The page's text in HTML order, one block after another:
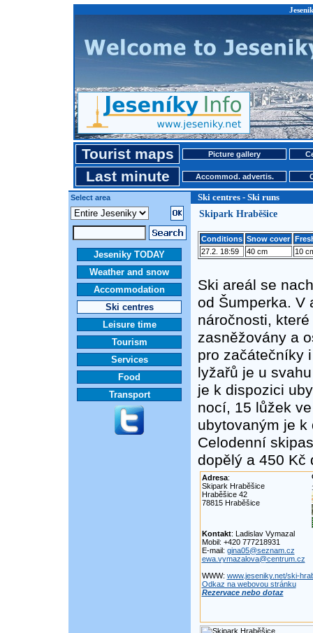
Tourist maps Picture gallery
Last minute Accommod. advertis.
Select area Ski centres - Ski runs
Jeseniky TODAY
Weather and snow
Accommodation
Ski centres
Leisure time
Tourism
Services
Food
Transport
Skipark Hraběšice
Conditions Snow cover
27.2. 18:59
40 cm 10
Ski areál se
od Šumperka. V
náročnosti,
zasněžovány a
pro začátečníky
lyžařů je u
je k dispozici
nocí, 15 lůžek
ubytovaným je
Celodenní
dopělý a 450 Kč
Adresa:
Skipark Hraběšice
Hraběšice 42
78815 Hraběšice
Kontakt: Ladislav Vymazal
Mobil: +420 777218931
E-mail: gina05@seznam.cz
ewa.vymazalova@centrum.cz
WWW: www.jeseniky.net/ski-
Odkaz na webovou stránku
Rezervace nebo dotaz